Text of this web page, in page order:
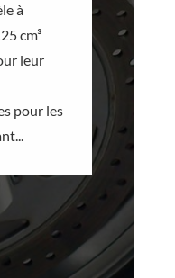
à
cm³
leur
pour les